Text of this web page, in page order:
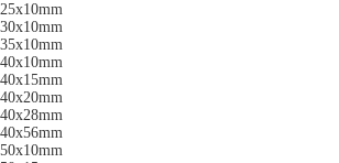
25x10mm
30x10mm
35x10mm
40x10mm
40x15mm
40x20mm
40x28mm
40x56mm
50x10mm